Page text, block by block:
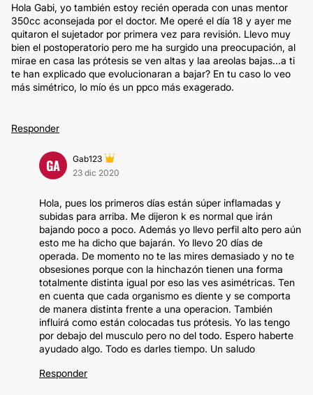
Hola Gabi, yo también estoy recién operada con unas mentor
350cc aconsejada por el doctor. Me operé el día 18 y ayer me
quitaron el sujetador por primera vez para revisión. Llevo muy
bien el postoperatorio pero me ha surgido una preocupación, al
mirae en casa las prótesis se ven altas y laa areolas bajas...a ti
te han explicado que evolucionaran a bajar? En tu caso lo veo
más simétrico, lo mío és un ppco más exagerado.
Responder
GA
Gab123
23 dic 2020
Hola, pues los primeros días están súper inflamadas y
subidas para arriba. Me dijeron k es normal que irán
bajando poco a poco. Además yo llevo perfil alto pero aún
esto me ha dicho que bajarán. Yo llevo 20 días de
operada. De momento no te las mires demasiado y no te
obsesiones porque con la hinchazón tienen una forma
totalmente distinta igual por eso las ves asimétricas. Ten
en cuenta que cada organismo es diente y se comporta
de manera distinta frente a una operacion. También
influirá como están colocadas tus prótesis. Yo las tengo
por debajo del musculo pero no del todo. Espero haberte
ayudado algo. Todo es darles tiempo. Un saludo
Responder